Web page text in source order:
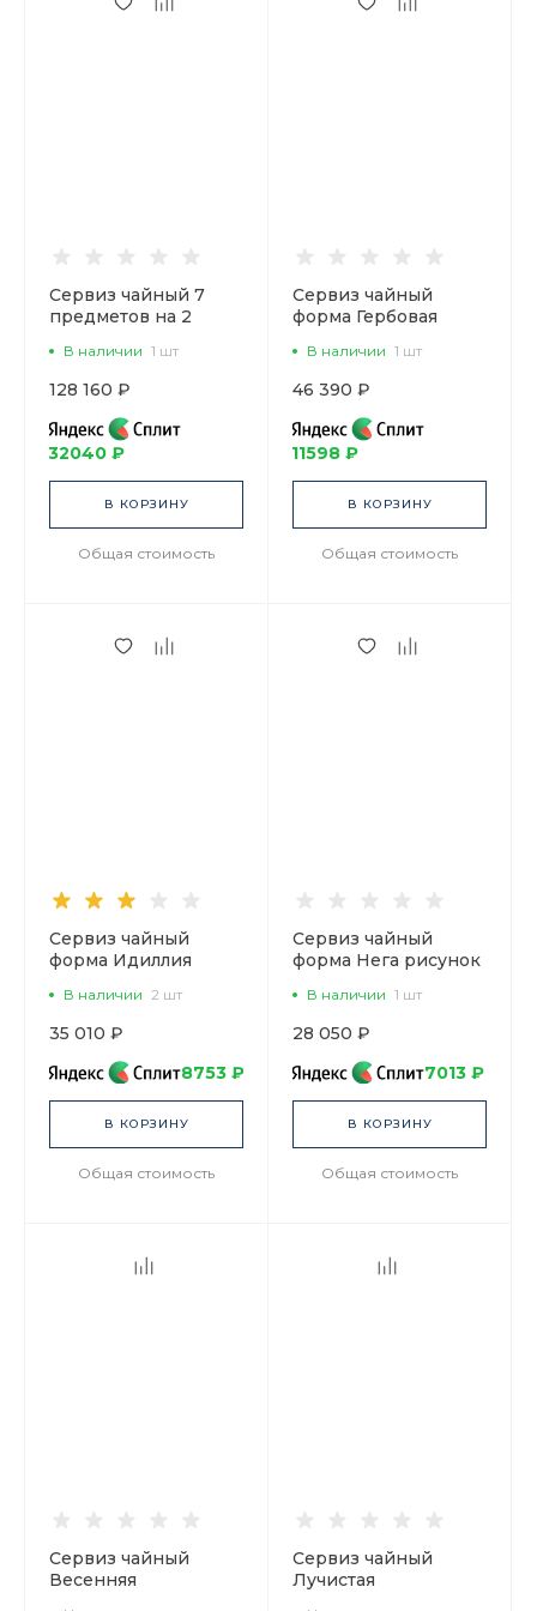
Сервиз чайный 7
предметов на 2
Талисман рисунок
Белый арт.
81.16887.00.1
В наличии 1 шт
128 160 ₽
32040 ₽
В КОРЗИНУ
Общая стоимость
Сервиз чайный
форма Гербовая
Музыкальные
инструменты, 6
персон 14
предметов, арт.
81.28041.00.1
В наличии 1 шт
46 390 ₽
11598 ₽
В КОРЗИНУ
Общая стоимость
Сервиз чайный
форма Идиллия
персоны 10
предметов, арт.
81.32140.00.1
В наличии 2 шт
35 010 ₽
8753 ₽
В КОРЗИНУ
Общая стоимость
Сервиз чайный
форма Нега рисунок
персон 14
предметов, арт.
81.30715.00.1
В наличии 1 шт
28 050 ₽
7013 ₽
В КОРЗИНУ
Общая стоимость
Сервиз чайный
Весенняя
Сервиз чайный
Лучистая